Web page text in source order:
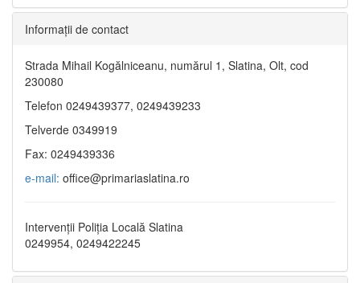
Informaţii de contact
Strada Mihail Kogălniceanu, numărul 1, Slatina, Olt, cod
230080
Telefon 0249439377, 0249439233
Telverde 0349919
Fax: 0249439336
e-mail: office@primariaslatina.ro
Intervenții Poliția Locală Slatina
0249954, 0249422245